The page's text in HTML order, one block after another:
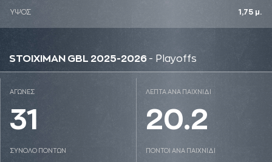
ΥΨΟΣ 1,75 μ.
STOIXIMAN GBL 2025-2026 - Playoffs
ΑΓΩΝΕΣ
31
ΛΕΠΤΑ ΑΝΑ ΠΑΙΧΝΙΔΙ
20.2
ΣΥΝΟΛΟ ΠΟΝΤΩΝ ΠΟΝΤΟΙ ΑΝΑ ΠΑΙΧΝΙΔΙ